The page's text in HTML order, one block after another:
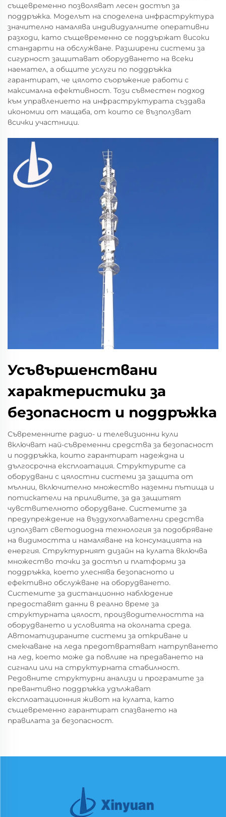
същевременно позволяват лесен достъп за
поддръжка. Моделът на споделена инфраструктура
значително намалява индивидуалните оперативни
разходи, като същевременно се поддържат високи
стандарти на обслужване. Разширени системи за
сигурност защитават оборудването на всеки
наемател, а общите услуги по поддръжка
гарантират, че цялото съоръжение работи с
максимална ефективност. Този съвместен подход
към управлението на инфраструктурата създава
икономии от мащаба, от които се възползват
всички участници.
Усъвършенствани
характеристики за
безопасност и поддръжка
Съвременните радио- и телевизионни кули
включват най-съвременни средства за безопасност
и поддръжка, които гарантират надеждна и
дългосрочна експлоатация. Структурите са
оборудвани с цялостни системи за защита от
мълнии, включително множество наземни пътища и
потискатели на приливите, за да защитят
чувствителното оборудване. Системите за
предупреждение на въздухоплавателни средства
използват светодиодна технология за подобряване
на видимостта и намаляване на консумацията на
енергия. Структурният дизайн на кулата включва
множество точки за достъп и платформи за
поддръжка, което улеснява безопасното и
ефективно обслужване на оборудването.
Системите за дистанционно наблюдение
предоставят данни в реално време за
структурната цялост, производителността на
оборудването и условията на околната среда.
Автоматизираните системи за откриване и
смекчаване на леда предотвратяват натрупването
на лед, което може да повлияе на предаването на
сигнали или на структурната стабилност.
Редовните структурни анализи и програмите за
превантивно поддръжка удължават
експлоатационния живот на кулата, като
същевременно гарантират спазването на
правилата за безопасност.